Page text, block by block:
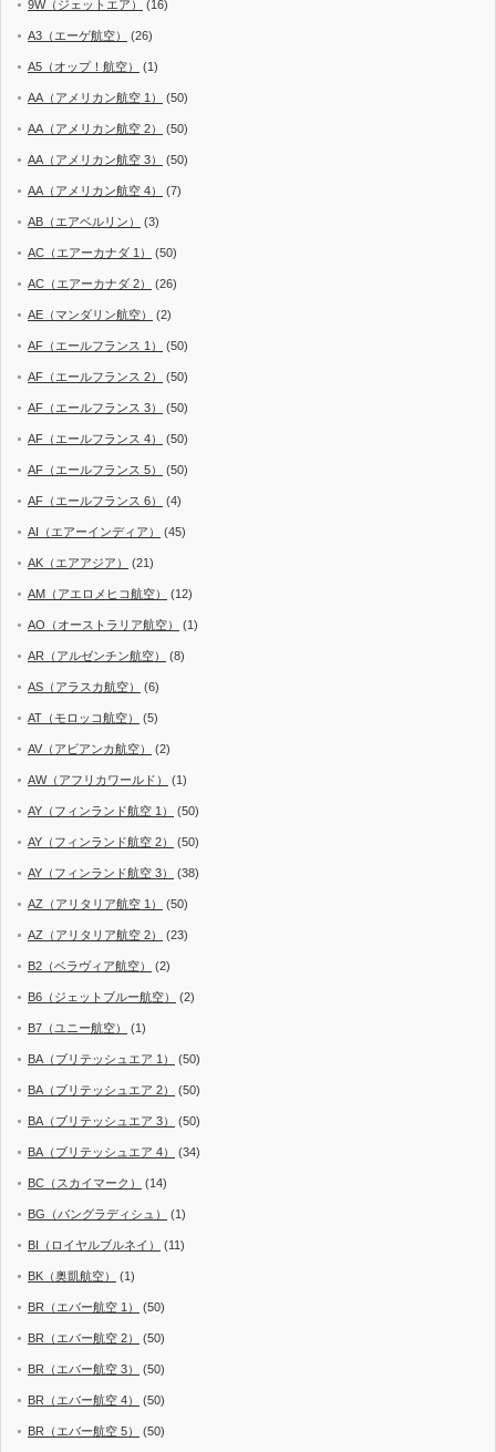
9W（ジェットエア） (16)
A3（エーゲ航空） (26)
A5（オップ！航空） (1)
AA（アメリカン航空 1） (50)
AA（アメリカン航空 2） (50)
AA（アメリカン航空 3） (50)
AA（アメリカン航空 4） (7)
AB（エアベルリン） (3)
AC（エアーカナダ 1） (50)
AC（エアーカナダ 2） (26)
AE（マンダリン航空） (2)
AF（エールフランス 1） (50)
AF（エールフランス 2） (50)
AF（エールフランス 3） (50)
AF（エールフランス 4） (50)
AF（エールフランス 5） (50)
AF（エールフランス 6） (4)
AI（エアーインディア） (45)
AK（エアアジア） (21)
AM（アエロメヒコ航空） (12)
AO（オーストラリア航空） (1)
AR（アルゼンチン航空） (8)
AS（アラスカ航空） (6)
AT（モロッコ航空） (5)
AV（アビアンカ航空） (2)
AW（アフリカワールド） (1)
AY（フィンランド航空 1） (50)
AY（フィンランド航空 2） (50)
AY（フィンランド航空 3） (38)
AZ（アリタリア航空 1） (50)
AZ（アリタリア航空 2） (23)
B2（ベラヴィア航空） (2)
B6（ジェットブルー航空） (2)
B7（ユニー航空） (1)
BA（ブリテッシュエア 1） (50)
BA（ブリテッシュエア 2） (50)
BA（ブリテッシュエア 3） (50)
BA（ブリテッシュエア 4） (34)
BC（スカイマーク） (14)
BG（バングラディシュ） (1)
BI（ロイヤルブルネイ） (11)
BK（奥凱航空） (1)
BR（エバー航空 1） (50)
BR（エバー航空 2） (50)
BR（エバー航空 3） (50)
BR（エバー航空 4） (50)
BR（エバー航空 5） (50)